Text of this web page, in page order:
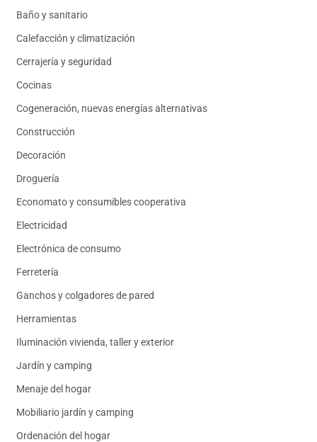
Baño y sanitario
Calefacción y climatización
Cerrajería y seguridad
Cocinas
Cogeneración, nuevas energías alternativas
Construcción
Decoración
Droguería
Economato y consumibles cooperativa
Electricidad
Electrónica de consumo
Ferretería
Ganchos y colgadores de pared
Herramientas
Iluminación vivienda, taller y exterior
Jardín y camping
Menaje del hogar
Mobiliario jardín y camping
Ordenación del hogar